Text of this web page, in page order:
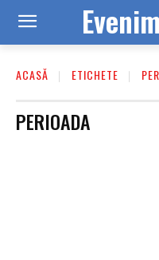
ACASĂ ETICHETE
PERIOADA